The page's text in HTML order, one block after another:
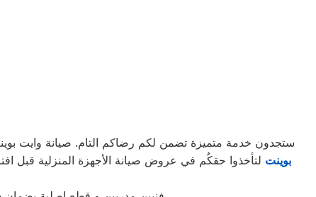
ستجدون خدمة متميزة تضمن لكم رضاكم التام. صيانة وايت
بوينت